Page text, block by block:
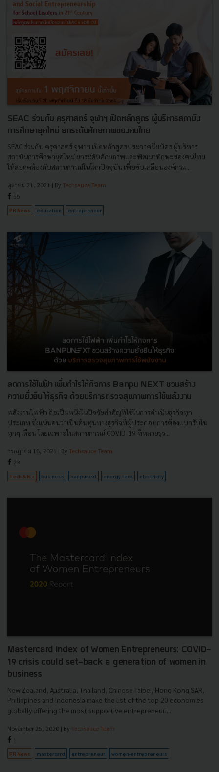
SEAC ร่วมกับ ครุศาสตร์ จุฬาฯ เปิดหลักสูตร ผู้บริหารสถาบัน
การศึกษายุคใหม่ ยกระดับศักยภาพของคนไทย
SEAC ร่วมกับ ครุศาสตร์ จุฬาฯ เปิดหลักสูตรประกาศนียบัตร ผู้บริหาร
สถาบันการศึกษายุคใหม่ ยกระดับศักยภาพและพัฒนาทักษะของคนไทย
ให้สอดคล้องกับสถานการณ์ในโลกปัจจุบัน เพื่อขับเคลื่อนองค์กรแ...
ตุลาคม 21, 2021 | By Techsauce Team
55
PR News education entrepreneur
ลดการใช้ไฟฟ้า เพิ่มกำไรให้กิจการ Banpu NEXT ชวนสร้าง
ความยั่งยืนให้ธุรกิจ ด้วยบริการตรวจสุขภาพการใช้พลังงาน
พลังงานไฟฟ้า ถือเป็นหนึ่งในปัจจัยสำคัญที่ใช้ในการดำเนินธุรกิจทุก
ประเภท ซึ่งแน่นอนว่าเป็นต้นทุนทางธุรกิจที่ผู้ประกอบการต้องแบกรับใน
ทุกๆ เดือน โดยเฉพาะในสถานการณ์ COVID-19 ที่หลายธุร...
กรกฎาคม 18, 2021 | By Techsauce Team
23
Tech & Biz business banpunext energy-tech electricity
Mastercard Index of Women Entrepreneurs: COVID-
19 crisis could set-back a generation of women in
business
New Zealand, Australia, Thailand, Chinese Taipei, Hong Kong SAR,
Philippines and Indonesia make the list of the top 20 economies
globally offering the most supportive entrepreneuri...
November 25, 2020 | By Techsauce Team
1
PR News mastercard entrepreneur women-entrepreneurs